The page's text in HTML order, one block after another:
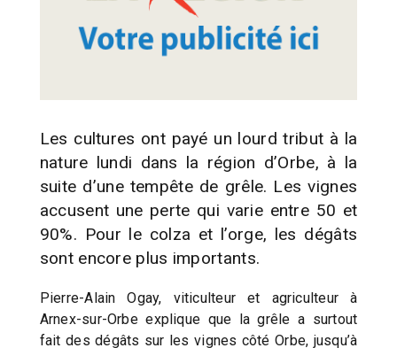
Les cultures ont payé un lourd tribut à la
nature lundi dans la région d’Orbe, à la
suite d’une tempête de grêle. Les vignes
accusent une perte qui varie entre 50 et
90%. Pour le colza et l’orge, les dégâts
sont encore plus importants.
Pierre-Alain Ogay, viticulteur et agriculteur à
Arnex-sur-Orbe explique que la grêle a surtout
fait des dégâts sur les vignes côté Orbe, jusqu’à